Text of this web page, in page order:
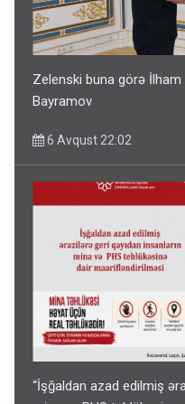
Zelenski buna görə
Bayramov
6 Avqust 22:02
“İşğaldan azad edilmiş